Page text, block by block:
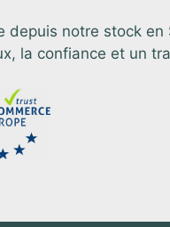
notre stock
la confiance et un